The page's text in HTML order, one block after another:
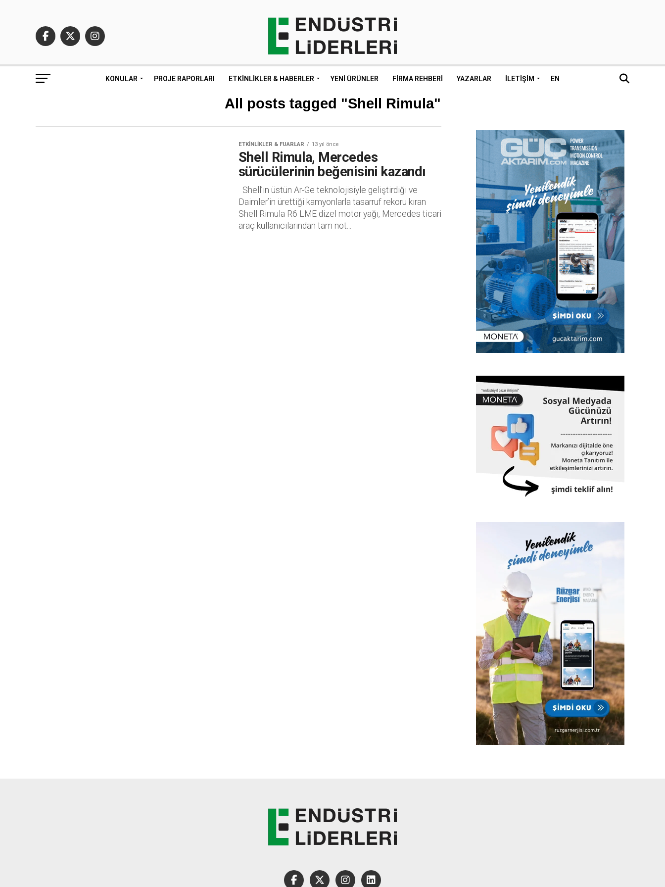
KONULAR PROJE RAPORLARI ETKINLIKLER & HABERLER YENI ÜRÜNLER FIRMA REHBERI YAZARLAR İLETIŞIM EN
All posts tagged "Shell Rimula"
ETKINLIKLER & FUARLAR 13 yıl önce
Shell Rimula, Mercedes
sürücülerinin beğenisini kazandı
Shell’in üstün Ar-Ge teknolojisiyle geliştirdiği ve
Daimler’in ürettiği kamyonlarla tasarruf rekoru kıran
Shell Rimula R6 LME dizel motor yağı, Mercedes ticari
araç kullanıcılarından tam not...